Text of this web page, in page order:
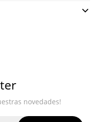
novedades!